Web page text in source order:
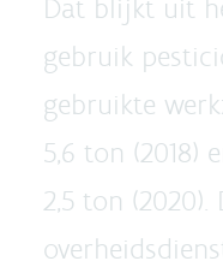
Dat blijkt uit
gebruik
gebruikte
5,6 ton (2018)
2,5 ton (2020).